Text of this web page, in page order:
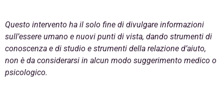
Questo intervento ha il solo fine di divulgare informazioni
sull’essere umano e nuovi punti di vista, dando strumenti di
conoscenza e di studio e strumenti della relazione d’aiuto,
non è da considerarsi in alcun modo suggerimento medico o
psicologico.